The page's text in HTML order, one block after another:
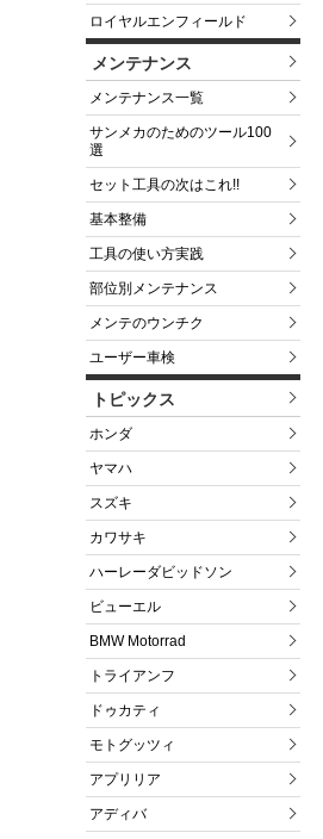
ロイヤルエンフィールド
メンテナンス
メンテナンス一覧
サンメカのためのツール100
選
セット工具の次はこれ!!
基本整備
工具の使い方実践
部位別メンテナンス
メンテのウンチク
ユーザー車検
トピックス
ホンダ
ヤマハ
スズキ
カワサキ
ハーレーダビッドソン
ビューエル
BMW Motorrad
トライアンフ
ドゥカティ
モトグッツィ
アプリリア
アディバ